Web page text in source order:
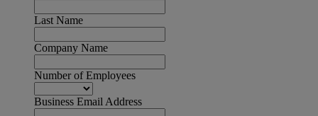
Last Name
Company Name
Number of Employees
Business Email Address